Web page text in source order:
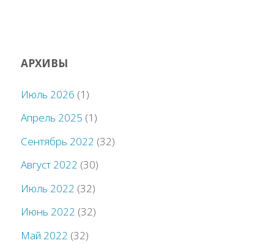
АРХИВЫ
Июль 2026 (1)
Апрель 2025 (1)
Сентябрь 2022 (32)
Август 2022 (30)
Июль 2022 (32)
Июнь 2022 (32)
Май 2022 (32)